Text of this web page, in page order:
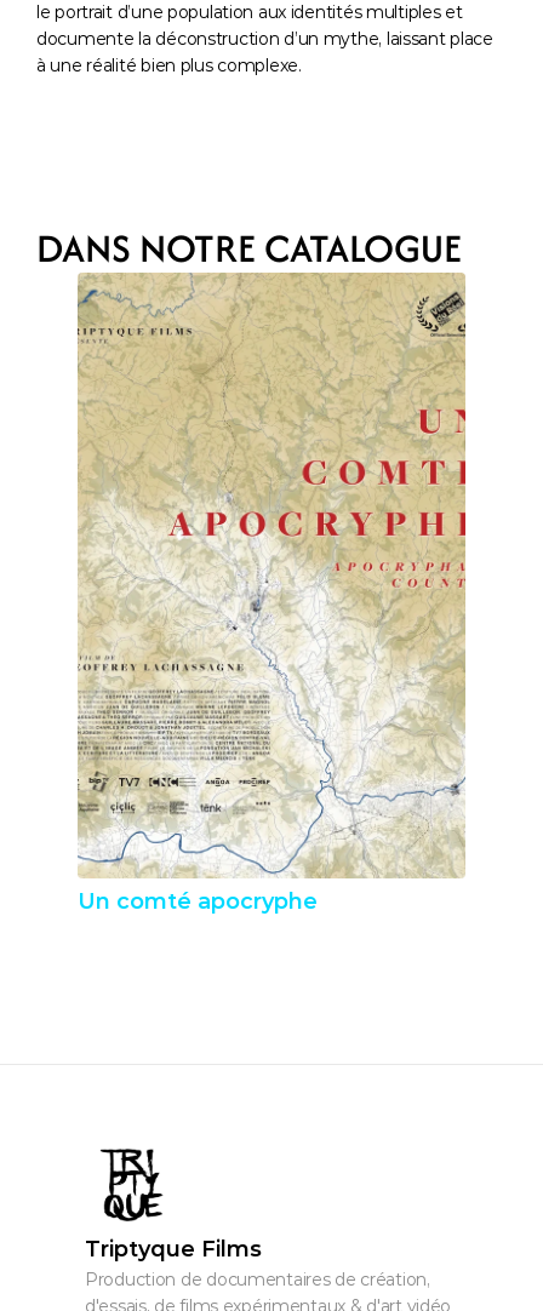
le portrait d’une population aux identités multiples et
documente la déconstruction d’un mythe, laissant place
à une réalité bien plus complexe.
DANS NOTRE CATALOGUE
Un comté apocryphe
Triptyque Films
Production de documentaires de création,
d'essais, de films expérimentaux & d'art vidéo